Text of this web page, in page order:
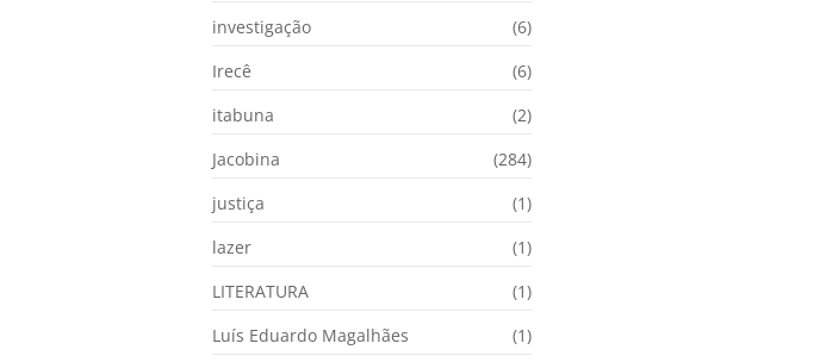
investigação
(6)
Irecê
(6)
itabuna
(2)
Jacobina
(284)
justiça
(1)
lazer
(1)
LITERATURA
(1)
Luís Eduardo Magalhães
(1)